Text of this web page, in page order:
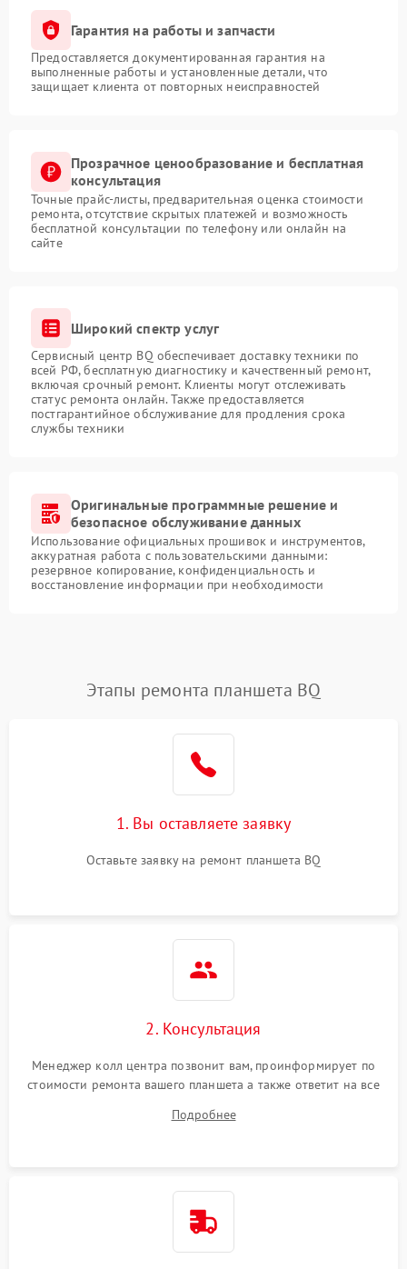
Гарантия на работы и запчасти
Предоставляется документированная гарантия на
выполненные работы и установленные детали, что
защищает клиента от повторных неисправностей
Прозрачное ценообразование и бесплатная
консультация
Точные прайс-листы, предварительная оценка стоимости
ремонта, отсутствие скрытых платежей и возможность
бесплатной консультации по телефону или онлайн на
сайте
Широкий спектр услуг
Сервисный центр BQ обеспечивает доставку техники по
всей РФ, бесплатную диагностику и качественный ремонт,
включая срочный ремонт. Клиенты могут отслеживать
статус ремонта онлайн. Также предоставляется
постгарантийное обслуживание для продления срока
службы техники
Оригинальные программные решение и
безопасное обслуживание данных
Использование официальных прошивок и инструментов,
аккуратная работа с пользовательскими данными:
резервное копирование, конфиденциальность и
восстановление информации при необходимости
Этапы ремонта планшета BQ
1. Вы оставляете заявку
Оставьте заявку на ремонт планшета BQ
2. Консультация
Менеджер колл центра позвонит вам, проинформирует по
стоимости ремонта вашего планшета а также ответит на все
Подробнее